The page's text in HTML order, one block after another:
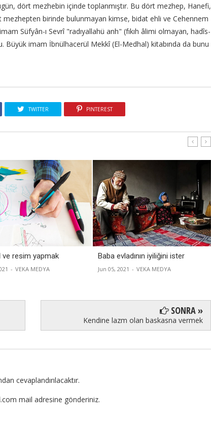
dört mezhebin içinde toplanmıştır. Bu dört mezhep, Hanefi,
birinde bulunmayan kimse, bidat ehli ve Cehennem
Süfyân-ı Sevrî "radıyallahü anh" (fıkıh âlimi olmayan, hadîs-
imam İbnülhacerül Mekkî (El-Medhal) kitabında da bunu
TWITTER PINTEREST
ve resim yapmak
- VEKA MEDYA
Baba evladının iyiliğini ister
Jun 05, 2021 - VEKA MEDYA
SONRA »
Kendine lazm olan baskasna vermek
cevaplandırılacaktır.
mail adresine gönderiniz.